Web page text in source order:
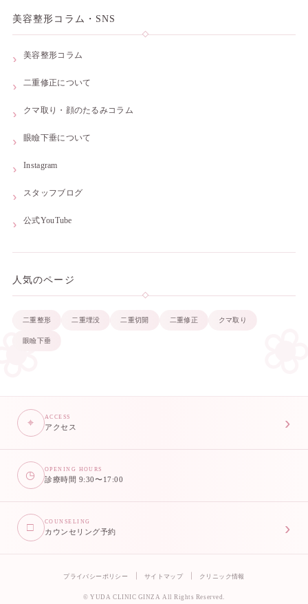
美容整形コラム・SNS
美容整形コラム
二重修正について
クマ取り・顔のたるみコラム
眼瞼下垂について
Instagram
スタッフブログ
公式YouTube
人気のページ
二重整形 二重埋没 二重切開 二重修正 クマ取り
眼瞼下垂
⌖ ACCESS
アクセス ›
◷ OPENING HOURS
診療時間 9:30〜17:00
□ COUNSELING
カウンセリング予約 ›
プライバシーポリシー サイトマップ クリニック情報
© YUDA CLINIC GINZA All Rights Reserved.